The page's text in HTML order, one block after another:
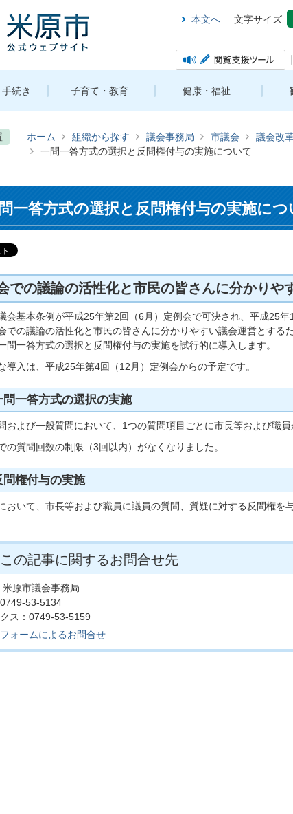
本文へ 文字サイズ
続き 子育て・教育 健康・福祉
ホーム 組織から探す 議会事務局 市議会 議会改
一問一答方式の選択と反問権付与の実施について
一答方式の選択と反問権付与の実施につ
での議論の活性化と市民の皆さんに分かりや
会基本条例が平成25年第2回（6月）定例会で可決され、平成25
での議論の活性化と市民の皆さんに分かりやすい議会運営とする
問一答方式の選択と反問権付与の実施を試行的に導入します。
導入は、平成25年第4回（12月）定例会からの予定です。
問一答方式の選択の実施
および一般質問において、1つの質問項目ごとに市長等および職員
の質問回数の制限（3回以内）がなくなりました。
問権付与の実施
おいて、市長等および職員に議員の質問、質疑に対する反問権を与
この記事に関するお問合せ先
米原市議会事務局
53-5134
ス：0749-53-5159
ォームによるお問合せ